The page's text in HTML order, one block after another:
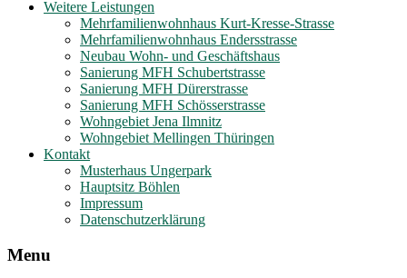
Weitere Leistungen
Mehrfamilienwohnhaus Kurt-Kresse-Strasse
Mehrfamilienwohnhaus Endersstrasse
Neubau Wohn- und Geschäftshaus
Sanierung MFH Schubertstrasse
Sanierung MFH Dürerstrasse
Sanierung MFH Schösserstrasse
Wohngebiet Jena Ilmnitz
Wohngebiet Mellingen Thüringen
Kontakt
Musterhaus Ungerpark
Hauptsitz Böhlen
Impressum
Datenschutzerklärung
Menu